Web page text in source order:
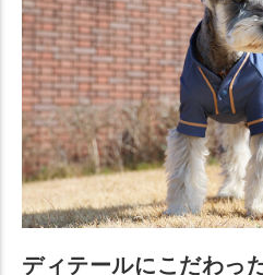
ディテールにこだわっ